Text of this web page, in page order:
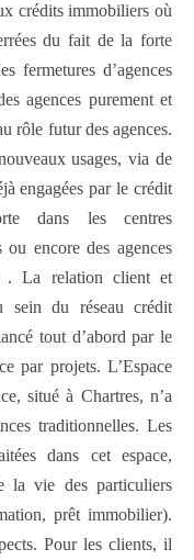
crédits immobiliers où
du fait de la forte
fermetures d’agences
agences purement et
rôle futur des agences.
usages, via de
engagées par le crédit
dans les centres
encore des agences
. La relation client et
sein du réseau crédit
tout d’abord par le
par projets. L’Espace
situé à Chartres, n’a
traditionnelles. Les
dans cet espace,
la vie des particuliers
prêt immobilier).
Pour les clients, il